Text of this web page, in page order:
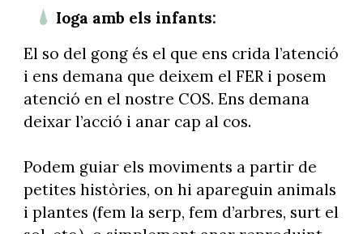
Ioga amb els infants:
El so del gong és el que ens crida l’atenció
i ens demana que deixem el FER i posem
atenció en el nostre COS. Ens demana
deixar l’acció i anar cap al cos.
Podem guiar els moviments a partir de
petites històries, on hi apareguin animals
i plantes (fem la serp, fem d’arbres, surt el